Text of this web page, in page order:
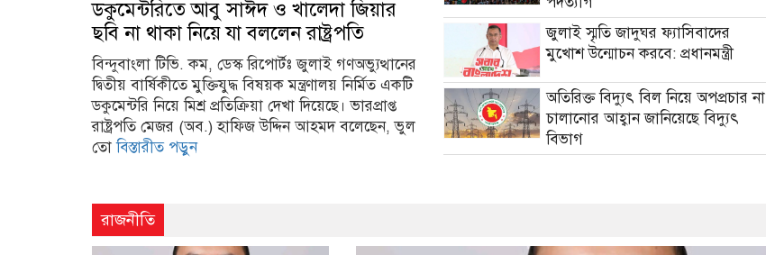
ডকুমেন্টরিতে আবু সাঈদ ও খালেদা জিয়ার
ছবি না থাকা নিয়ে যা বললেন রাষ্ট্রপতি
বিন্দুবাংলা টিভি. কম, ডেস্ক রিপোর্টঃ জুলাই গণঅভ্যুত্থানের
দ্বিতীয় বার্ষিকীতে মুক্তিযুদ্ধ বিষয়ক মন্ত্রণালয় নির্মিত একটি
ডকুমেন্টরি নিয়ে মিশ্র প্রতিক্রিয়া দেখা দিয়েছে। ভারপ্রাপ্ত
রাষ্ট্রপতি মেজর (অব.) হাফিজ উদ্দিন আহমদ বলেছেন, ভুল
তোবিস্তারীত পড়ুন
জুলাই স্মৃতি জাদুঘর ফ্যাসিবাদের
মুখোশ উন্মোচন করবে: প্রধানমন্ত্রী
অতিরিক্ত বিদ্যুৎ বিল নিয়ে অপপ্রচার না
চালানোর আহ্বান জানিয়েছে বিদ্যুৎ
বিভাগ
রাজনীতি